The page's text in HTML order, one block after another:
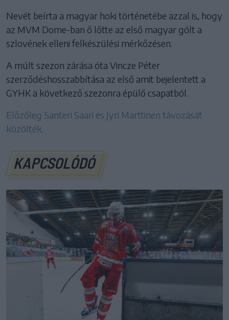
Nevét beírta a magyar hoki történetébe azzal is, hogy
az MVM Dome-ban ő lőtte az első magyar gólt a
szlovének elleni felkészülési mérkőzésen.
A múlt szezon zárása óta Vincze Péter
szerződéshosszabbítása az első amit bejelentett a
GYHK a következő szezonra épülő csapatból.
Előzőleg Santeri Saari és Jyri Marttinen távozását
közölték.
KAPCSOLÓDÓ